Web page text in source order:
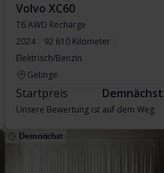
Volvo XC60
T6 AWD Recharge
2024
92 610 Kilometer
Elektrisch/Benzin
Getinge
Startpreis Demnächst
Unsere Bewertung ist auf dem Weg
Demnächst